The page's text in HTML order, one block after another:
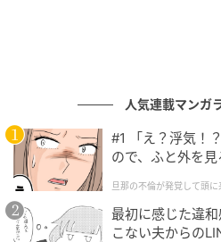
堂々の1位は、日本音楽界のレ
るヒット曲満載のステージへ
そう」「 懐かしさと今っぽさ
など、多彩な世代から熱い支
人気連載マンガ
#1 「え？浮気！
ので、ふと外を
クチャにしてや
旦那の不倫が発覚して頭
最初に感じた違
こない夫からの